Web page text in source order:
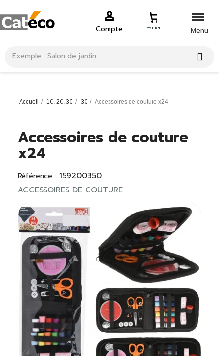
Compte Panier Menu
Accueil 1€, 2€, 3€ 3€ Accessoires de couture x24
Accessoires de couture
x24
Référence : 159200350
ACCESSOIRES DE COUTURE